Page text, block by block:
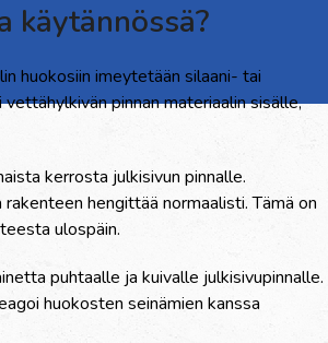
huokosiin imeytetään silaani- tai
pinnan materiaalin sisälle,
kerrosta julkisivun pinnalle.
rakenteen hengittää normaalisti. Tämä on
ulospäin.
puhtaalle ja kuivalle julkisivupinnalle.
huokosten seinämien kanssa